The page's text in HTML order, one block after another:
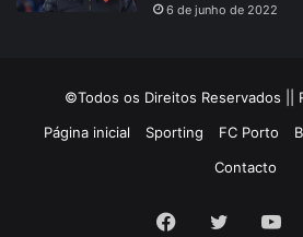
6 de junho de 2022
©Todos os Direitos Reservados ||
Página inicial
Sporting FC Porto
Contacto
Facebook
Twitter